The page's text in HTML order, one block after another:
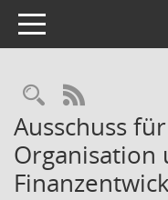
Toggle navigation
RSS-Feed
Ausschuss
Organisation